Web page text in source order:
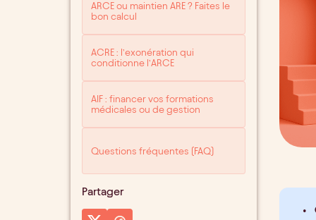
ARCE ou maintien ARE ? Faites le
bon calcul
ACRE : l’exonération qui
conditionne l’ARCE
AIF : financer vos formations
médicales ou de gestion
Questions fréquentes (FAQ)
Partager